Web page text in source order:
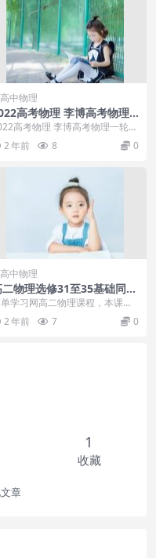
高中物理
高考物理 李博高考物理
轮复习A+暑秋联报班
高考物理 李博高考物理一轮复
A+暑秋联报班目录：9圆周运动.
抛...
2 年前 8 0
高中物理
物理选修31至35基础同步
课课程
学习网高二物理课程，本课程
32G，VIP会员可通过百度网盘转
载或者在线...
2 年前 7 0
1
收藏
章